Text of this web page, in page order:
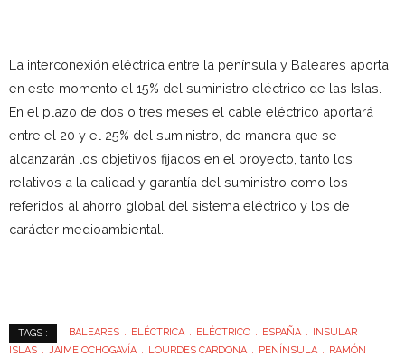
La interconexión eléctrica entre la península y Baleares aporta
en este momento el 15% del suministro eléctrico de las Islas.
En el plazo de dos o tres meses el cable eléctrico aportará
entre el 20 y el 25% del suministro, de manera que se
alcanzarán los objetivos fijados en el proyecto, tanto los
relativos a la calidad y garantía del suministro como los
referidos al ahorro global del sistema eléctrico y los de
carácter medioambiental.
TAGS : BALEARES ELÉCTRICA ELÉCTRICO ESPAÑA
INSULAR
ISLAS
JAIME OCHOGAVÍA LOURDES CARDONA PENÍNSULA
RAMÓN